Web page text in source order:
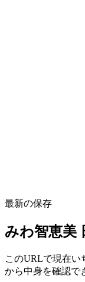
最新の保存
みわ智恵美
このURLで現在い
から中身を確認で